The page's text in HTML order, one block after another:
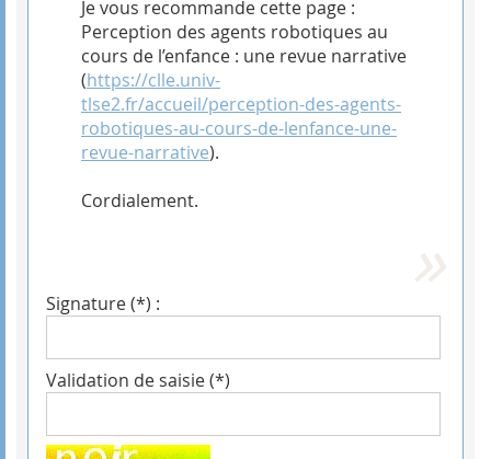
Je vous recommande cette page :
Perception des agents robotiques au
cours de l’enfance : une revue narrative
(https://clle.univ-
tlse2.fr/accueil/perception-des-agents-
robotiques-au-cours-de-lenfance-une-
revue-narrative).
Cordialement.
Signature (*) :
Validation de saisie (*)